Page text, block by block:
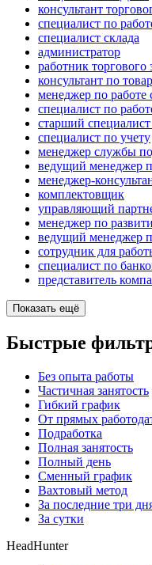
консультант
специалист по
специалист склада
администратор
работник торгового
консультант по
менеджер по
специалист по
старший
специалист по учету
менеджер службы
ведущий менеджер
менеджер-
комплектовщик
управляющий
менеджер по
ведущий менеджер
сотрудник для
специалист по
представитель
Показать ещё
Быстрые
Без опыта работы
Частичная занятость
Гибкий график
От прямых
Подработка
Полная занятость
Полный день
Сменный график
Вахтовый метод
За последние три
За сутки
HeadHunter